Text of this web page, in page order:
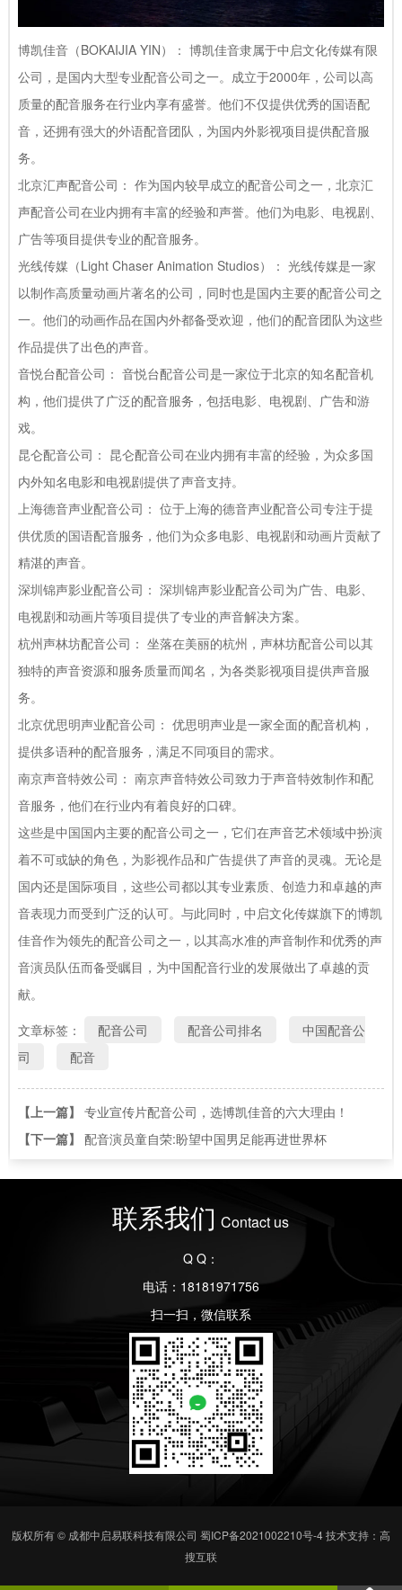
博凯佳音（BOKAIJIA YIN）： 博凯佳音隶属于中启文化传媒有限
公司，是国内大型专业配音公司之一。成立于2000年，公司以高
质量的配音服务在行业内享有盛誉。他们不仅提供优秀的国语配
音，还拥有强大的外语配音团队，为国内外影视项目提供配音服
务。
北京汇声配音公司： 作为国内较早成立的配音公司之一，北京汇
声配音公司在业内拥有丰富的经验和声誉。他们为电影、电视剧、
广告等项目提供专业的配音服务。
光线传媒（Light Chaser Animation Studios）： 光线传媒是一家
以制作高质量动画片著名的公司，同时也是国内主要的配音公司之
一。他们的动画作品在国内外都备受欢迎，他们的配音团队为这些
作品提供了出色的声音。
音悦台配音公司： 音悦台配音公司是一家位于北京的知名配音机
构，他们提供了广泛的配音服务，包括电影、电视剧、广告和游
戏。
昆仑配音公司： 昆仑配音公司在业内拥有丰富的经验，为众多国
内外知名电影和电视剧提供了声音支持。
上海德音声业配音公司： 位于上海的德音声业配音公司专注于提
供优质的国语配音服务，他们为众多电影、电视剧和动画片贡献了
精湛的声音。
深圳锦声影业配音公司： 深圳锦声影业配音公司为广告、电影、
电视剧和动画片等项目提供了专业的声音解决方案。
杭州声林坊配音公司： 坐落在美丽的杭州，声林坊配音公司以其
独特的声音资源和服务质量而闻名，为各类影视项目提供声音服
务。
北京优思明声业配音公司： 优思明声业是一家全面的配音机构，
提供多语种的配音服务，满足不同项目的需求。
南京声音特效公司： 南京声音特效公司致力于声音特效制作和配
音服务，他们在行业内有着良好的口碑。
这些是中国国内主要的配音公司之一，它们在声音艺术领域中扮演
着不可或缺的角色，为影视作品和广告提供了声音的灵魂。无论是
国内还是国际项目，这些公司都以其专业素质、创造力和卓越的声
音表现力而受到广泛的认可。与此同时，中启文化传媒旗下的博凯
佳音作为领先的配音公司之一，以其高水准的声音制作和优秀的声
音演员队伍而备受瞩目，为中国配音行业的发展做出了卓越的贡
献。
文章标签：
配音公司 配音公司排名
中国配音公
司
配音
【上一篇】 专业宣传片配音公司，选博凯佳音的六大理由！
【下一篇】 配音演员童自荣:盼望中国男足能再进世界杯
联系我们 Contact us
Q Q：
电话：18181971756
扫一扫，微信联系
版权所有 © 成都中启易联科技有限公司 蜀ICP备2021002210号-4技术支持：高
搜互联